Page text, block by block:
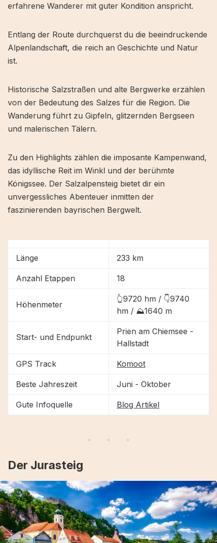
erfahrene Wanderer mit guter Kondition anspricht.
Entlang der Route durchquerst du die beeindruckende
Alpenlandschaft, die reich an Geschichte und Natur
ist.
Historische Salzstraßen und alte Bergwerke erzählen
von der Bedeutung des Salzes für die Region. Die
Wanderung führt zu Gipfeln, glitzernden Bergseen
und malerischen Tälern.
Zu den Highlights zählen die imposante Kampenwand,
das idyllische Reit im Winkl und der berühmte
Königssee. Der Salzalpensteig bietet dir ein
unvergessliches Abenteuer inmitten der
faszinierenden bayrischen Bergwelt.
Länge 233 km
Anzahl Etappen 18
Höhenmeter
👆9720 hm / 👇9740
hm / ⛰1640 m
Start- und Endpunkt
Prien am Chiemsee -
Hallstadt
GPS Track Komoot
Beste Jahreszeit Juni - Oktober
Gute Infoquelle Blog Artikel
Der Jurasteig